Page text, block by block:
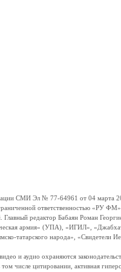
СМИ Эл № 77-64961 от 04 марта
ответственностью «РУ
редактор Бабаян Роман
армия» (УПА), «ИГИЛ»,
народа», «Свидетели
и аудио охраняются
числе цитировании, активная